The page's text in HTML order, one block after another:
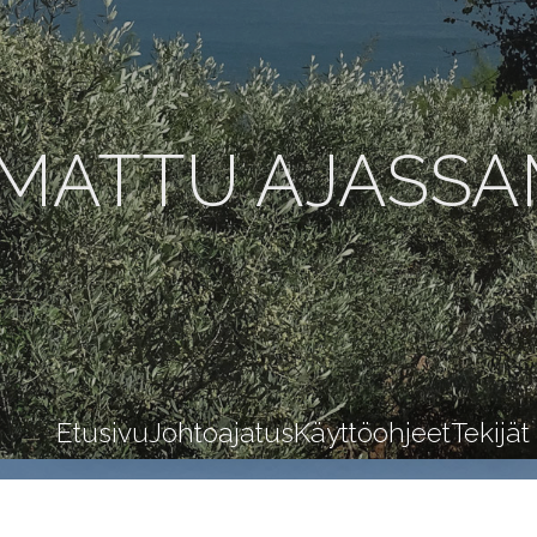
EtusivuJohtoajatusKäyttöohjeetTekijät